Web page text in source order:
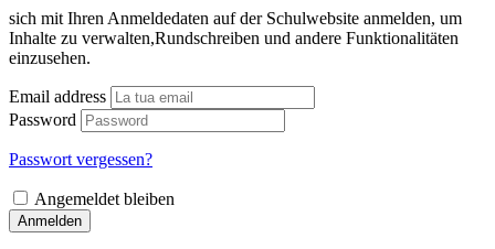
sich mit Ihren Anmeldedaten auf der Schulwebsite anmelden, um
Inhalte zu verwalten,Rundschreiben und andere Funktionalitäten
einzusehen.
Email address
Password
Passwort vergessen?
Angemeldet bleiben
Anmelden